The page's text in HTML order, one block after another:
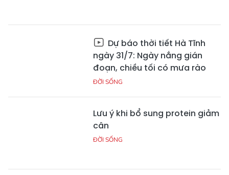
Dự báo thời tiết Hà Tĩnh
ngày 31/7: Ngày nắng gián
đoạn, chiều tối có mưa rào
ĐỜI SỐNG
Lưu ý khi bổ sung protein giảm
cân
ĐỜI SỐNG